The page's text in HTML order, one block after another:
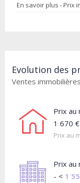
En savoir plus - Prix
Evolution des
Ventes
Prix au
1 670
Prix au
Prix au
- < 1